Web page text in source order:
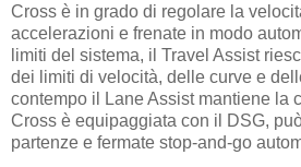
Cross è in grado di regolare la
accelerazioni e frenate in modo
limiti del sistema, il Travel Assist
dei limiti di velocità, delle curve e
contempo il Lane Assist mantiene la
Cross è equipaggiata con il DSG,
partenze e fermate stop-and-go